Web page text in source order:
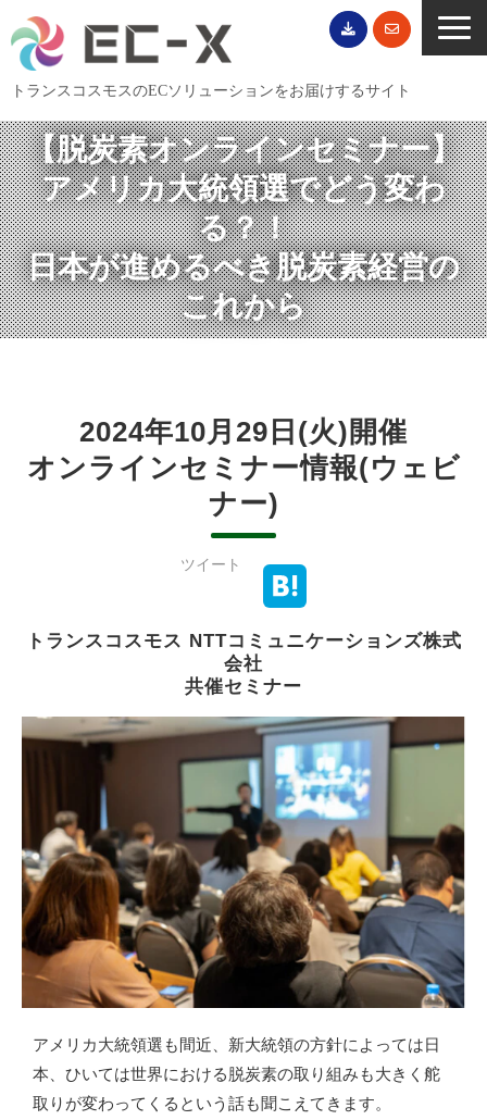
トランスコスモスのECソリューションをお届けするサイト
TOP
サービス一覧
EC導入事例
ECブログ
無料セミナー
EC資料ダウンロード
【脱炭素オンラインセミナー】
アメリカ大統領選でどう変わ
る？！
日本が進めるべき脱炭素経営の
これから
2024年10月29日(火)開催
オンラインセミナー情報(ウェビ
ナー)
ツイート
トランスコスモス NTTコミュニケーションズ株式
会社
共催セミナー
アメリカ大統領選も間近、新大統領の方針によっては日
本、ひいては世界における脱炭素の取り組みも大きく舵
取りが変わってくるという話も聞こえてきます。